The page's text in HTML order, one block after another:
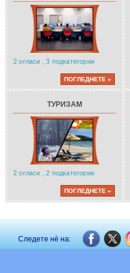
2 огласи , 3 подкатегории
ПОГЛЕДНЕТЕ »
ТУРИЗАМ
2 огласи , 2 подкатегории
ПОГЛЕДНЕТЕ »
Следете нè на: